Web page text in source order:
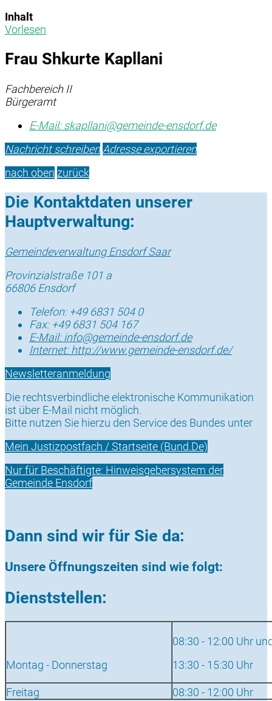
Inhalt
Vorlesen
Frau Shkurte Kapllani
Fachbereich II
Bürgeramt
E-Mail:skapllani@gemeinde-ensdorf.de
Nachricht schreiben Adresse exportieren
nach oben zurück
Die Kontaktdaten unserer
Hauptverwaltung:
Gemeindeverwaltung Ensdorf Saar
Provinzialstraße 101 a
66806 Ensdorf
Telefon: +49 6831 504 0
Fax: +49 6831 504 167
E-Mail:info@gemeinde-ensdorf.de
Internet:http://www.gemeinde-ensdorf.de/
Newsletteranmeldung
Die rechtsverbindliche elektronische Kommunikation
ist über E-Mail nicht möglich.
Bitte nutzen Sie hierzu den Service des Bundes unter
Mein Justizpostfach / Startseite (Bund.De)
Nur für Beschäftigte: Hinweisgebersystem der
Gemeinde Ensdorf
Dann sind wir für Sie da:
Unsere Öffnungszeiten sind wie folgt:
Dienststellen:
Montag - Donnerstag
08:30 - 12:00 Uhr
13:30 - 15:30 Uhr
Freitag 08:30 - 12:00 Uhr